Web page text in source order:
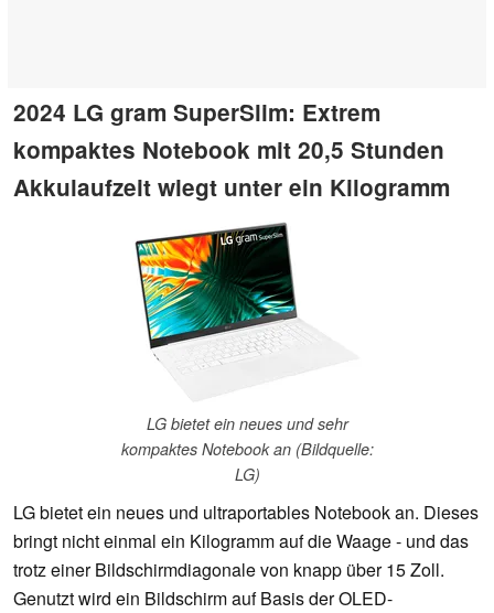
2024 LG gram SuperSlim: Extrem
kompaktes Notebook mit 20,5 Stunden
Akkulaufzeit wiegt unter ein Kilogramm
LG bietet ein neues und sehr
kompaktes Notebook an (Bildquelle:
LG)
LG bietet ein neues und ultraportables Notebook an. Dieses
bringt nicht einmal ein Kilogramm auf die Waage - und das
trotz einer Bildschirmdiagonale von knapp über 15 Zoll.
Genutzt wird ein Bildschirm auf Basis der OLED-